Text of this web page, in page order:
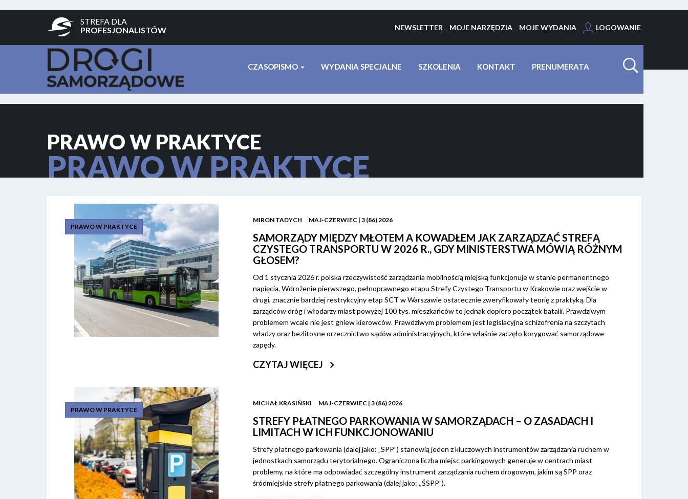
STREFA DLA
PROFESJONALISTÓW
NEWSLETTER MOJE NARZĘDZIA MOJE WYDANIA LOGOWANIE
CZASOPISMO WYDANIA SPECJALNE SZKOLENIA KONTAKT PRENUMERATA
PRAWO W PRAKTYCE
PRAWO W PRAKTYCE
PRAWO W PRAKTYCE
MIRON TADYCH MAJ-CZERWIEC | 3 (86) 2026
SAMORZĄDY MIĘDZY MŁOTEM A KOWADŁEM JAK ZARZĄDZAĆ STREFĄ
CZYSTEGO TRANSPORTU W 2026 R., GDY MINISTERSTWA MÓWIĄ RÓŻNYM
GŁOSEM?
Od 1 stycznia 2026 r. polska rzeczywistość zarządzania mobilnością miejską funkcjonuje w stanie permanentnego
napięcia. Wdrożenie pierwszego, pełnoprawnego etapu Strefy Czystego Transportu w Krakowie oraz wejście w
drugi, znacznie bardziej restrykcyjny etap SCT w Warszawie ostatecznie zweryfikowały teorię z praktyką. Dla
zarządców dróg i włodarzy miast powyżej 100 tys. mieszkańców to jednak dopiero początek batalii. Prawdziwym
problemem wcale nie jest gniew kierowców. Prawdziwym problemem jest legislacyjna schizofrenia na szczytach
władzy oraz bezlitosne orzecznictwo sądów administracyjnych, które właśnie zaczęło korygować samorządowe
zapędy.
CZYTAJ WIĘCEJ
PRAWO W PRAKTYCE
MICHAŁ KRASIŃSKI MAJ-CZERWIEC | 3 (86) 2026
STREFY PŁATNEGO PARKOWANIA W SAMORZĄDACH – O ZASADACH I
LIMITACH W ICH FUNKCJONOWANIU
Strefy płatnego parkowania (dalej jako: „SPP”) stanowią jeden z kluczowych instrumentów zarządzania ruchem w
jednostkach samorządu terytorialnego. Ograniczona liczba miejsc parkingowych generuje w centrach miast
problemy, na które ma odpowiadać szczególny instrument zarządzania ruchem drogowym, jakim są SPP oraz
śródmiejskie strefy płatnego parkowania (dalej jako: ,,ŚSPP”).